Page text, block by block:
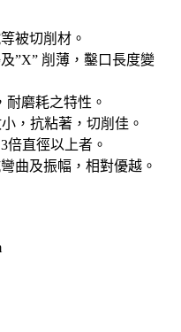
被切削材。
”X” 削薄，鑿口長度變
耐磨耗之特性。
，抗粘著，切削佳。
倍直徑以上者。
曲及振幅，相對優越。